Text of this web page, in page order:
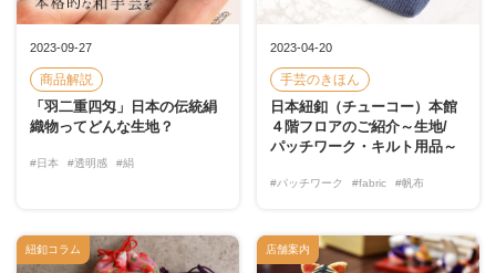
2023-09-27
商品解説
「羽二重四匁」日本の伝統絹
織物ってどんな生地？
#日本 #透明感 #絹
2023-04-20
手芸のきほん
日本紐釦（チューコー）本館
４階フロアのご紹介～生地/
パッチワーク・キルト用品～
#パッチワーク #fabric #帆布
紐釦コラム 店舗案内